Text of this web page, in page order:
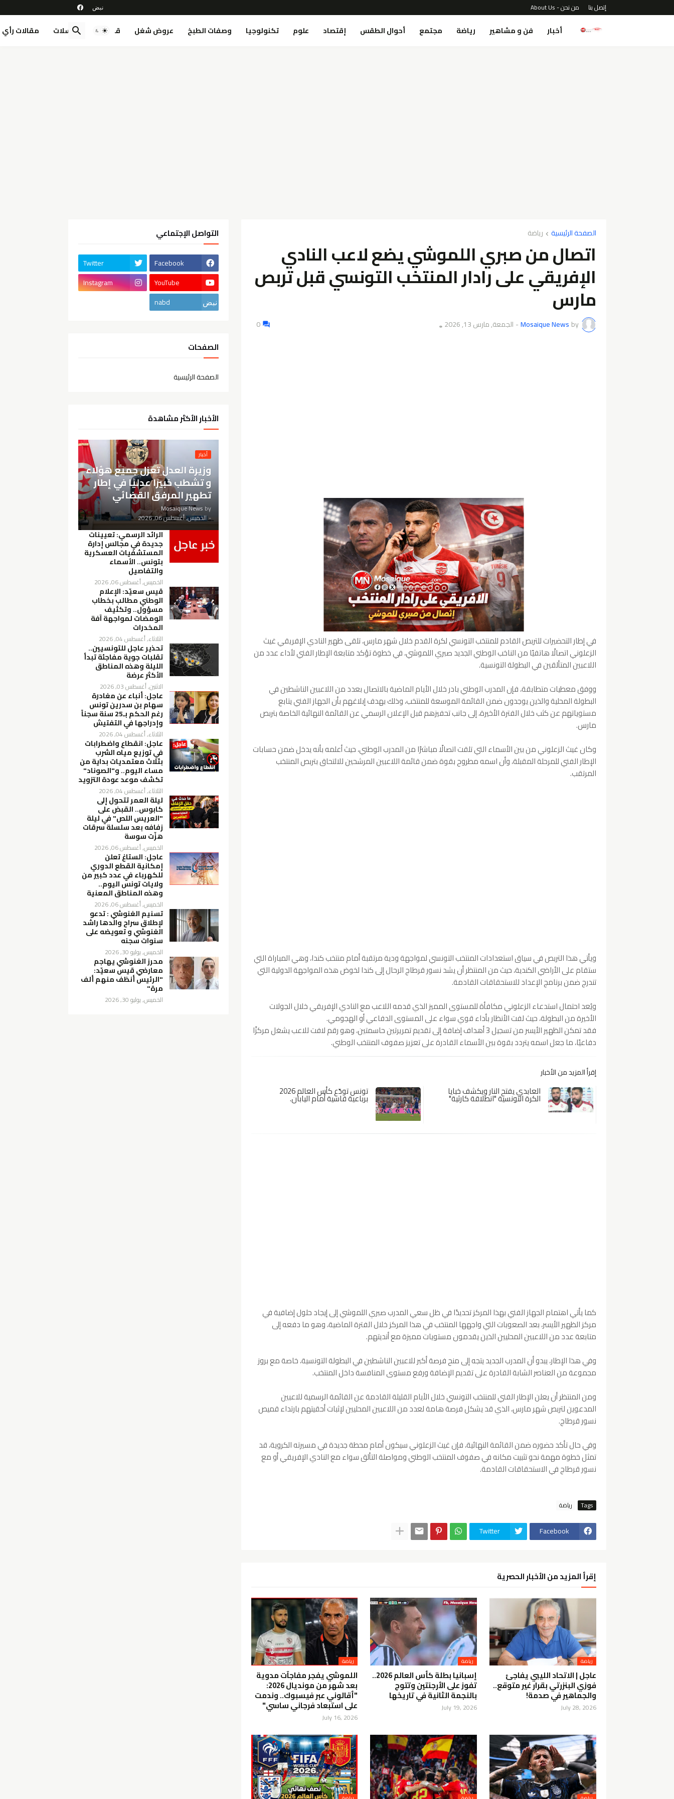
إتصل بنا من نحن - About Us
أخبار فن و مشاهير رياضة مجتمع أحوال الطقس إقتصاد علوم تكنولوجيا وصفات الطبخ عروض شغل قصص مسلسلات مقالات رأي
الصفحة الرئيسية رياضة
اتصال من صبري اللموشي يضع لاعب النادي
الإفريقي على رادار المنتخب التونسي قبل تربص
مارس
by
Mosaique News
- الجمعة, مارس 13, 2026 👁️
0
في إطار التحضيرات للتربص القادم للمنتخب التونسي لكرة القدم خلال شهر مارس، تلقى ظهير النادي الإفريقي غيث
الزعلوني اتصالًا هاتفيًا من الناخب الوطني الجديد صبري اللموشي، في خطوة تؤكد متابعة الإطار الفني لأداء عدد من
اللاعبين المتألقين في البطولة التونسية.
ووفق معطيات متطابقة، فإن المدرب الوطني بادر خلال الأيام الماضية بالاتصال بعدد من اللاعبين الناشطين في
البطولة المحلية والذين يوجدون ضمن القائمة الموسعة للمنتخب، وذلك بهدف إبلاغهم بأن الجهاز الفني يتابع
مستوياتهم عن كثب خلال الفترة الأخيرة، إلى جانب تحفيزهم قبل الإعلان الرسمي عن القائمة النهائية الخاصة بتربص
مارس.
وكان غيث الزعلوني من بين الأسماء التي تلقت اتصالًا مباشرًا من المدرب الوطني، حيث أعلمه بأنه يدخل ضمن حسابات
الإطار الفني للمرحلة المقبلة، وأن اسمه مطروح بقوة ضمن قائمة اللاعبين المرشحين للالتحاق بتربص المنتخب
المرتقب.
ويأتي هذا التربص في سياق استعدادات المنتخب التونسي لمواجهة ودية مرتقبة أمام منتخب كندا، وهي المباراة التي
ستقام على الأراضي الكندية، حيث من المنتظر أن يشد نسور قرطاج الرحال إلى كندا لخوض هذه المواجهة الدولية التي
تندرج ضمن برنامج الإعداد للاستحقاقات القادمة.
ويُعد احتمال استدعاء الزعلوني مكافأة للمستوى المميز الذي قدمه اللاعب مع النادي الإفريقي خلال الجولات
الأخيرة من البطولة، حيث لفت الأنظار بأداء قوي سواء على المستوى الدفاعي أو الهجومي.
فقد تمكن الظهير الأيسر من تسجيل 3 أهداف إضافة إلى تقديم تمريرتين حاسمتين، وهو رقم لافت للاعب يشغل مركزًا
دفاعيًا، ما جعل اسمه يتردد بقوة بين الأسماء القادرة على تعزيز صفوف المنتخب الوطني.
إقرأ المزيد من الأخبار
العابدي يفتح النار ويكشف خبايا
الكرة التونسية "انطلاقة كارثية"
تونس تودّع كأس العالم 2026
برباعية قاسية أمام اليابان.
كما يأتي اهتمام الجهاز الفني بهذا المركز تحديدًا في ظل سعي المدرب صبري اللموشي إلى إيجاد حلول إضافية في
مركز الظهير الأيسر، بعد الصعوبات التي واجهها المنتخب في هذا المركز خلال الفترة الماضية، وهو ما دفعه إلى
متابعة عدد من اللاعبين المحليين الذين يقدمون مستويات مميزة مع أنديتهم.
وفي هذا الإطار، يبدو أن المدرب الجديد يتجه إلى منح فرصة أكبر للاعبين الناشطين في البطولة التونسية، خاصة مع بروز
مجموعة من العناصر الشابة القادرة على تقديم الإضافة ورفع مستوى المنافسة داخل المنتخب.
ومن المنتظر أن يعلن الإطار الفني للمنتخب التونسي خلال الأيام القليلة القادمة عن القائمة الرسمية للاعبين
المدعوين لتربص شهر مارس، الذي قد يشكل فرصة هامة لعدد من اللاعبين المحليين لإثبات أحقيتهم بارتداء قميص
نسور قرطاج.
وفي حال تأكد حضوره ضمن القائمة النهائية، فإن غيث الزعلوني سيكون أمام محطة جديدة في مسيرته الكروية، قد
تمثل خطوة مهمة نحو تثبيت مكانه في صفوف المنتخب الوطني ومواصلة التألق سواء مع النادي الإفريقي أو مع
نسور قرطاج في الاستحقاقات القادمة.
Tags رياضة
Facebook
Twitter
إقرأ المزيد من الأخبار الحصرية
رياضة
عاجل | الاتحاد الليبي يفاجئ
فوزي البنزرتي بقرار غير متوقع..
والجماهير في صدمة!
July 28, 2026
رياضة
إسبانيا بطلة كأس العالم 2026..
تفوز على الأرجنتين وتتوج
بالنجمة الثانية في تاريخها
July 19, 2026
رياضة
اللموشي يفجر مفاجآت مدوية
بعد شهر من مونديال 2026:
"أقالوني عبر فيسبوك.. وندمت
على استبعاد فرجاني ساسي"
July 16, 2026
التواصل الإجتماعي
Facebook
Twitter
YouTube
Instagram
nabd
الصفحات
الصفحة الرئيسية
الأخبار الأكثر مشاهدة
أخبار
وزيرة العدل تعزل جميع هؤلاء
و تشطب خبيرًا عدليًا في إطار
تطهير المرفق القضائي
by
Mosaique News
-الخميس, أغسطس 06, 2026
الرائد الرسمي: تعيينات
جديدة في مجالس إدارة
المستشفيات العسكرية
بتونس.. الأسماء
والتفاصيل
الخميس, أغسطس 06, 2026
قيس سعيّد: الإعلام
الوطني مطالب بخطاب
مسؤول.. وتكثيف
الومضات لمواجهة آفة
المخدرات
الثلاثاء, أغسطس 04, 2026
تحذير عاجل للتونسيين..
تقلبات جوية مفاجئة تبدأ
الليلة وهذه المناطق
الأكثر عرضة
الاثنين, أغسطس 03, 2026
عاجل: أنباء عن مغادرة
سهام بن سدرين تونس
رغم الحكم بـ25 سنة سجناً
وإدراجها في التفتيش
الثلاثاء, أغسطس 04, 2026
عاجل: انقطاع واضطرابات
في توزيع مياه الشرب
بثلاث معتمديات بداية من
مساء اليوم.. و"الصوناد"
تكشف موعد عودة التزويد
الثلاثاء, أغسطس 04, 2026
ليلة العمر تتحول إلى
كابوس.. القبض على
"العريس اللص" في ليلة
زفافه بعد سلسلة سرقات
هزّت سوسة
الخميس, أغسطس 06, 2026
عاجل: الستاغ تعلن
إمكانية القطع الدوري
للكهرباء في عدد كبير من
ولايات تونس اليوم..
وهذه المناطق المعنية
الخميس, أغسطس 06, 2026
تسنيم الغنوشي : تدعو
لإطلاق سراح والدها راشد
الغنوشي و تعويضه على
سنوات سجنه
الخميس, يوليو 30, 2026
محرز الغنوشي يهاجم
معارضي قيس سعيّد:
"الرئيس أنظف منهم ألف
مرة"
الخميس, يوليو 30, 2026